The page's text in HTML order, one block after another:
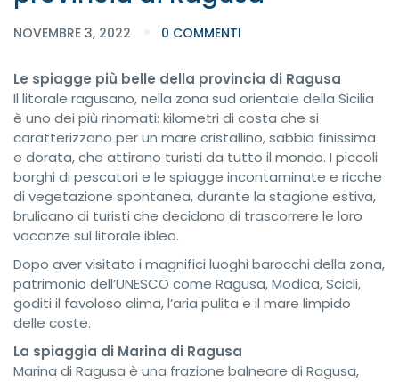
NOVEMBRE 3, 2022 0 COMMENTI
Le spiagge più belle della provincia di Ragusa
Il litorale ragusano, nella zona sud orientale della Sicilia
è uno dei più rinomati: kilometri di costa che si
caratterizzano per un mare cristallino, sabbia finissima
e dorata, che attirano turisti da tutto il mondo. I piccoli
borghi di pescatori e le spiagge incontaminate e ricche
di vegetazione spontanea, durante la stagione estiva,
brulicano di turisti che decidono di trascorrere le loro
vacanze sul litorale ibleo.
Dopo aver visitato i magnifici luoghi barocchi della zona,
patrimonio dell’UNESCO come Ragusa, Modica, Scicli,
goditi il favoloso clima, l’aria pulita e il mare limpido
delle coste.
La spiaggia di Marina di Ragusa
Marina di Ragusa è una frazione balneare di Ragusa,